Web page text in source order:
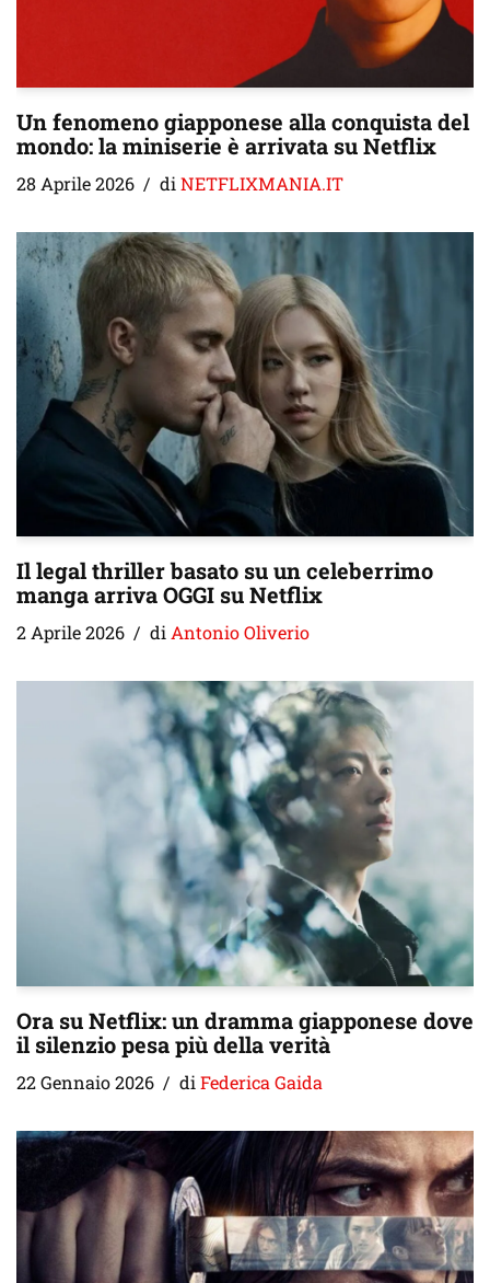
Un fenomeno giapponese alla conquista del
mondo: la miniserie è arrivata su Netflix
28 Aprile 2026 di NETFLIXMANIA.IT
Il legal thriller basato su un celeberrimo
manga arriva OGGI su Netflix
2 Aprile 2026 di Antonio Oliverio
Ora su Netflix: un dramma giapponese dove
il silenzio pesa più della verità
22 Gennaio 2026 di Federica Gaida